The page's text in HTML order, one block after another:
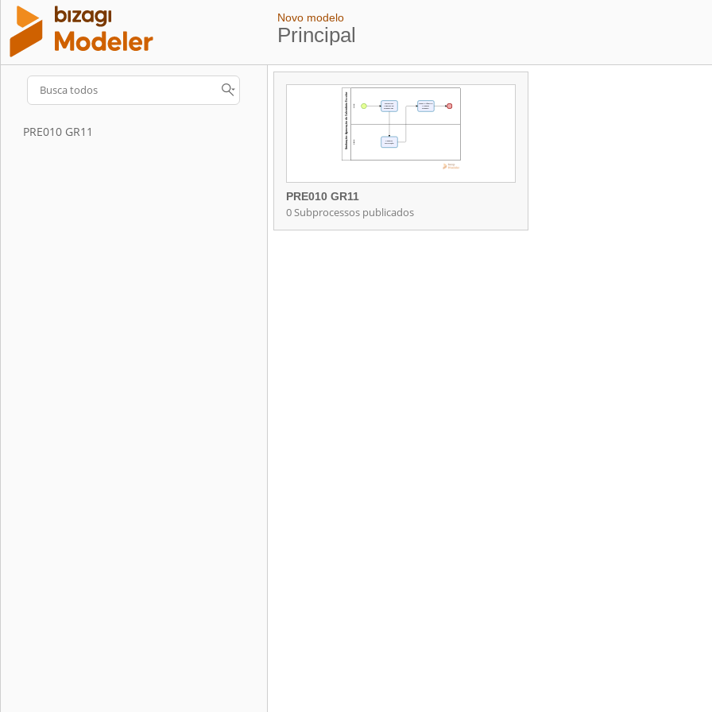
Novo modelo
Principal
PRE010 GR11
PRE010 GR11
0 Subprocessos publicados